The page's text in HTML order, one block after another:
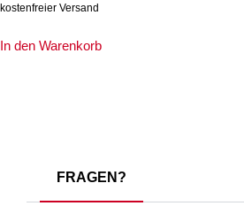
kostenfreier Versand
In den Warenkorb
FRAGEN?